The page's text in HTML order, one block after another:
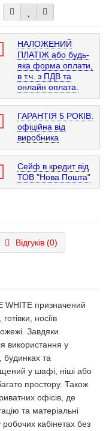
НАЛОЖЕНИЙ
ПЛАТІЖ або будь-
яка форма оплати,
в т.ч. з ПДВ та
онлайн оплата.
ГАРАНТІЯ 5 РОКІВ:
офіційна від
виробника
Сейф в кредит від
ТОВ "Нова Пошта"
Відгуків (0)
WHITE призначений
носіїв
Завдяки
використання у
та
у шафі, ніші або
простору. Також
офісів, де
та матеріальні
кабінетах без